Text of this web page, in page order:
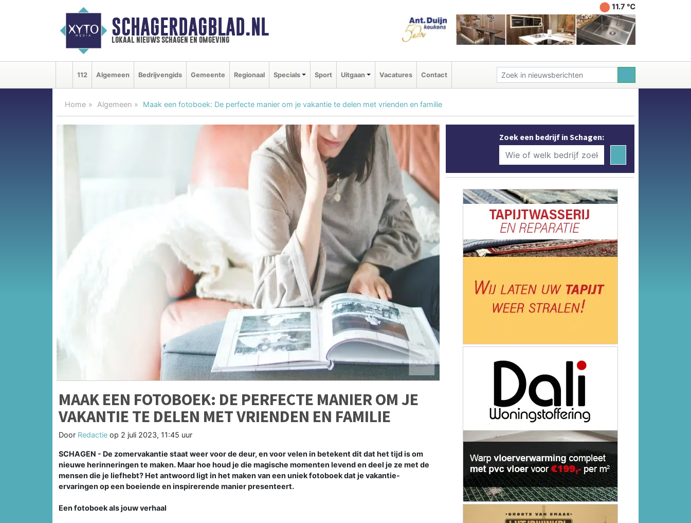
SCHAGERDAGBLAD.NL
lokaal nieuws schagen en omgeving
11.7 ℃
112 Algemeen Bedrijvengids Gemeente Regionaal Specials Sport Uitgaan Vacatures Contact
Home Algemeen Maak een fotoboek: De perfecte manier om je vakantie te delen met vrienden en familie
MAAK EEN FOTOBOEK: DE PERFECTE MANIER OM JE
VAKANTIE TE DELEN MET VRIENDEN EN FAMILIE
Door Redactie op 2 juli 2023, 11:45 uur
SCHAGEN - De zomervakantie staat weer voor de deur, en voor velen in betekent dit dat het tijd is om
nieuwe herinneringen te maken. Maar hoe houd je die magische momenten levend en deel je ze met de
mensen die je liefhebt? Het antwoord ligt in het maken van een uniek fotoboek dat je vakantie-
ervaringen op een boeiende en inspirerende manier presenteert.
Een fotoboek als jouw verhaal
Zoek een bedrijf in Schagen: